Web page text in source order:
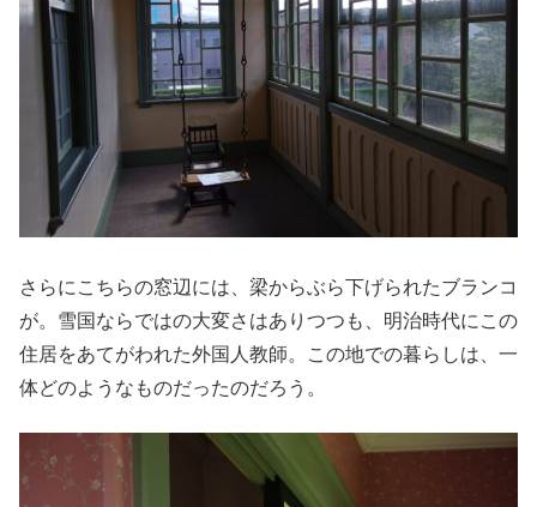
さらにこちらの窓辺には、梁からぶら下げられたブランコ
が。雪国ならではの大変さはありつつも、明治時代にこの
住居をあてがわれた外国人教師。この地での暮らしは、一
体どのようなものだったのだろう。